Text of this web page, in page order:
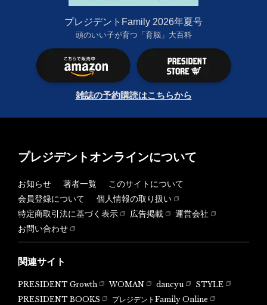
プレジデントFamily 2026年夏号
頭のいい子が育つ「育脳」大百科
雑誌の予約購読はこちらから
プレジデントオンラインについて
お知らせ 著者一覧
このサイトについて
会員登録について
個人情報の取り扱い
特定商取引法に基づく表示
広告掲載
運営会社
お問い合わせ
関連サイト
PRESIDENT Growth WOMAN dancyu
STYLE
PRESIDENT BOOKS
プレジデントFamily Online